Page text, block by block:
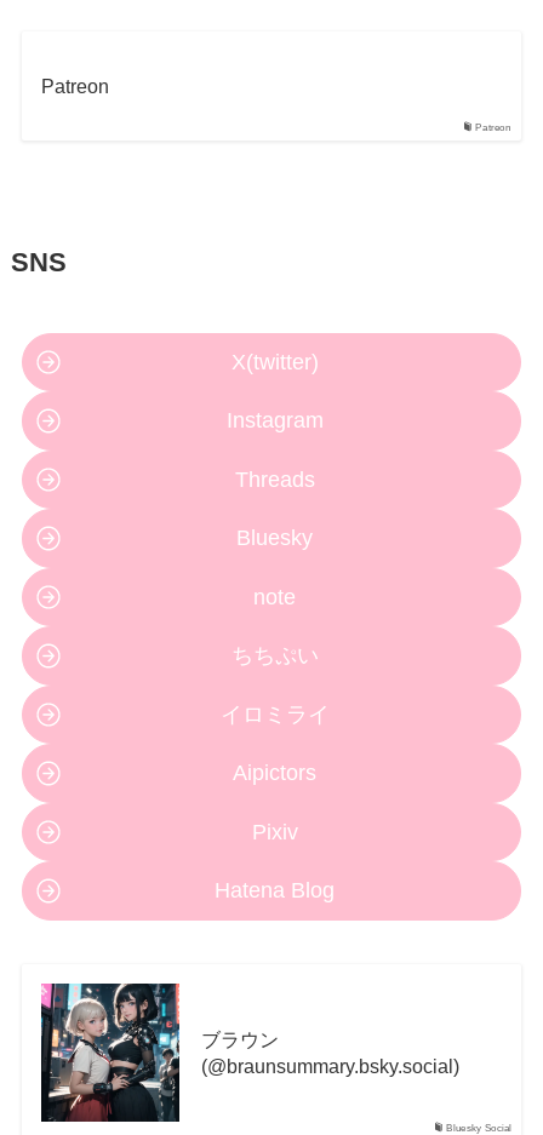
Patreon
Patreon
SNS
X(twitter)
Instagram
Threads
Bluesky
note
ちちぷい
イロミライ
Aipictors
Pixiv
Hatena Blog
Bluesky Social
ブラウン
(@braunsummary.bsky.social)